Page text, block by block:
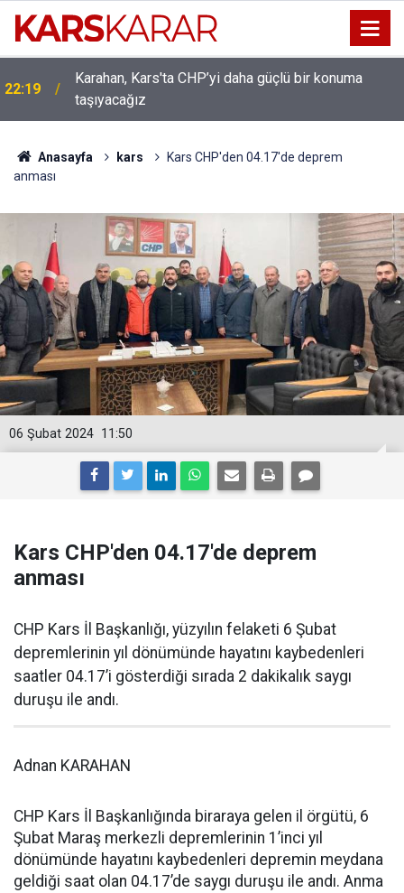
22:19
Karahan, Kars'ta CHP’yi daha güçlü bir konuma
taşıyacağız
16:15
Uludaşdemir, YENİ Parti’nin kurucu il başkanlığı
Anasayfa kars
Kars CHP'den 04.17'de deprem
anması
11:50
06 Şubat 2024
Kars CHP'den 04.17'de deprem
anması
CHP Kars İl Başkanlığı, yüzyılın felaketi 6 Şubat
depremlerinin yıl dönümünde hayatını kaybedenleri
saatler 04.17’i gösterdiği sırada 2 dakikalık saygı
duruşu ile andı.
Adnan KARAHAN
CHP Kars İl Başkanlığında biraraya gelen il örgütü, 6
Şubat Maraş merkezli depremlerinin 1’inci yıl
dönümünde hayatını kaybedenleri depremin meydana
geldiği saat olan 04.17’de saygı duruşu ile andı. Anma